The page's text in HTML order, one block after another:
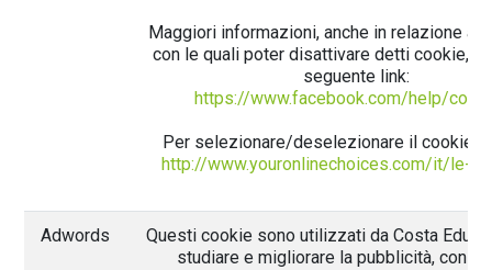
Maggiori informazioni, anche in relazione
con le quali poter disattivare detti cookie,
seguente link:
https://www.facebook.com/help/
Per selezionare/deselezionare il cookie
http://www.youronlinechoices.com/it/le-
Adwords
Questi cookie sono utilizzati da Costa
studiare e migliorare la pubblicità, con